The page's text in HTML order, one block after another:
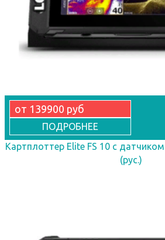
от 139900 руб
ПОДРОБНЕЕ
Картплоттер Elite FS 10 с
(рус.)